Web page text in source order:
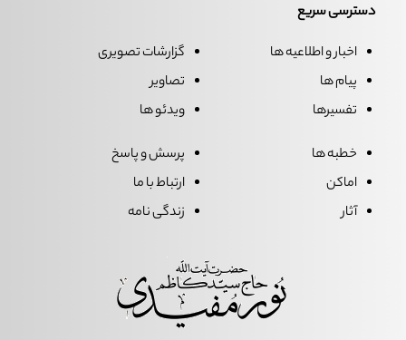
دسترسی سریع
اخبار و اطلاعیه ها
پیام ها
تفسیرها
گزارشات تصویری
تصاویر
ویدئو ها
خطبه ها
اماکن
آثار
پرسش و پاسخ
ارتباط با ما
زندگی نامه